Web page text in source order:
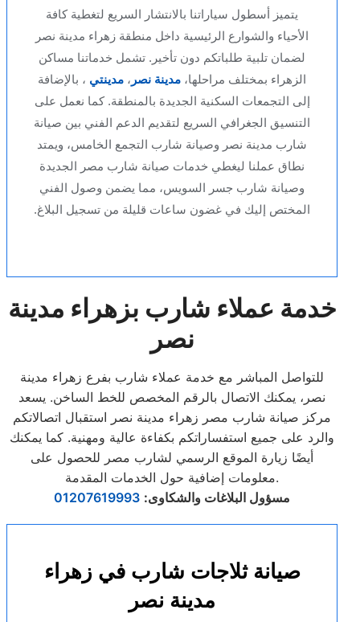
يتميز أسطول سياراتنا بالانتشار السريع لتغطية كافة
الأحياء والشوارع الرئيسية داخل منطقة زهراء مدينة نصر
لضمان تلبية طلباتكم دون تأخير. تشمل خدماتنا مساكن
الزهراء بمختلف مراحلها، مدينة نصر ، مدينتي ، بالإضافة
إلى التجمعات السكنية الجديدة بالمنطقة. كما نعمل على
التنسيق الجغرافي السريع لتقديم الدعم الفني بين صيانة
شارب مدينة نصر وصيانة شارب التجمع الخامس، ويمتد
نطاق عملنا ليغطي خدمات صيانة شارب مصر الجديدة
وصيانة شارب جسر السويس، مما يضمن وصول الفني
المختص إليك في غضون ساعات قليلة من تسجيل البلاغ.
خدمة عملاء شارب بزهراء مدينة
نصر
للتواصل المباشر مع خدمة عملاء شارب بفرع زهراء مدينة
نصر، يمكنك الاتصال بالرقم المخصص للخط الساخن. يسعد
مركز صيانة شارب مصر زهراء مدينة نصر استقبال اتصالاتكم
والرد على جميع استفساراتكم بكفاءة عالية ومهنية. كما يمكنك
أيضًا زيارة الموقع الرسمي لشارب مصر للحصول على
معلومات إضافية حول الخدمات المقدمة.
مسؤول البلاغات والشكاوى:
01207619993
صيانة ثلاجات شارب في زهراء
مدينة نصر